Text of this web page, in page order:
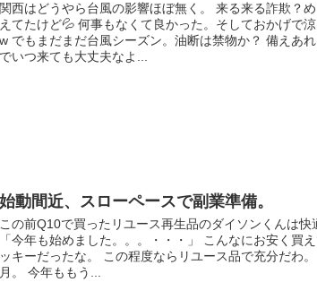
関西はどうやら台風の影響ほぼ無く。 来る来る詐欺？
えてたけど💦 何事もなくて良かった。そしておかげで
w でもまだまだ台風シーズン。油断は禁物か？ 備えあ
でいつ来ても大丈夫なよ...
始動間近、スローペースで副業準備。
この前Q10で買ったリユース再生品のダイソンくんは快
「今年も始めました。。。・・・」 こんなにお安く買
ッキーだったな。 この程度ならリユース品で充分だわ
月。 今年ももう...